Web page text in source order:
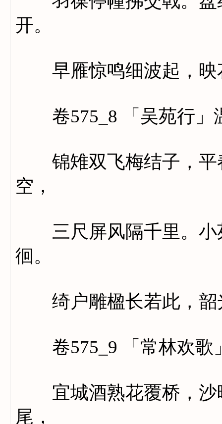
开。
早雁惊鸣细波起，映
卷575_8 「吴苑行」
锦雉双飞梅结子，平
空，
三尺屏风隔千里。小
徊。
绮户雕楹长若此，韶
卷575_9 「常林欢歌
宜城酒熟花覆桥，沙
尾，